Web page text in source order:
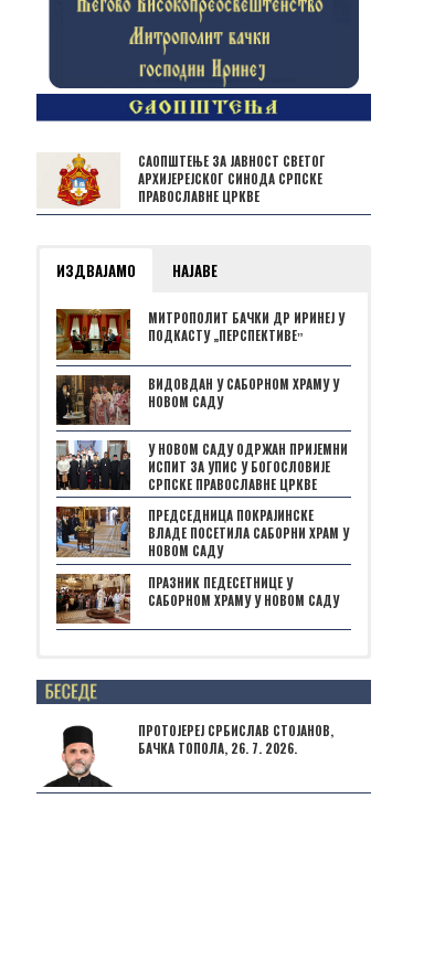
САОПШТЕЊЕ ЗА ЈАВНОСТ СВЕТОГ
АРХИЈЕРЕЈСКОГ СИНОДА СРПСКЕ
ПРАВОСЛАВНЕ ЦРКВЕ
ИЗДВАЈАМО НАЈАВЕ
МИТРОПОЛИТ БАЧКИ ДР ИРИНЕЈ У
ПОДКАСТУ „ПЕРСПЕКТИВЕˮ
ВИДОВДАН У САБОРНОМ ХРАМУ У
НОВОМ САДУ
У НОВОМ САДУ ОДРЖАН ПРИЈЕМНИ
ИСПИТ ЗА УПИС У БОГОСЛОВИЈЕ
СРПСКЕ ПРАВОСЛАВНЕ ЦРКВЕ
ПРЕДСЕДНИЦА ПОКРАЈИНСКЕ
ВЛАДЕ ПОСЕТИЛА САБОРНИ ХРАМ У
НОВОМ САДУ
ПРАЗНИК ПЕДЕСЕТНИЦЕ У
САБОРНОМ ХРАМУ У НОВОМ САДУ
Posts not found
ПРОТОЈЕРЕЈ СРБИСЛАВ СТОЈАНОВ,
БАЧКА ТОПОЛА, 26. 7. 2026.